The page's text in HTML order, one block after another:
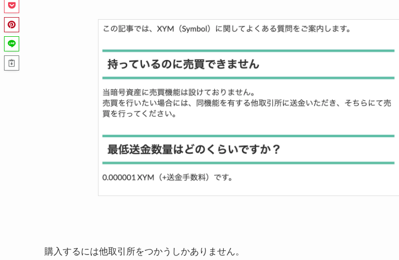
購入するには他取引所をつかうしかありません。